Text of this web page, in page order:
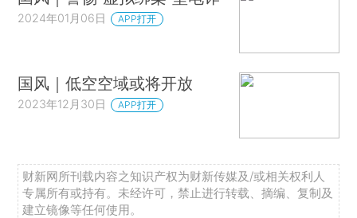
2024年01月06日 APP打开
国风｜低空空域或将开放
2023年12月30日 APP打开
财新网所刊载内容之知识产权为财新传媒及/或相关权利人
专属所有或持有。未经许可，禁止进行转载、摘编、复制及
建立镜像等任何使用。